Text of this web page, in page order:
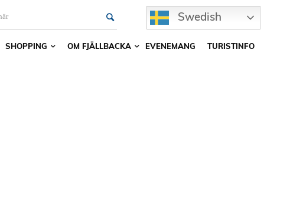
Swedish
SHOPPING OM FJÄLLBACKA EVENEMANG TURISTINFO